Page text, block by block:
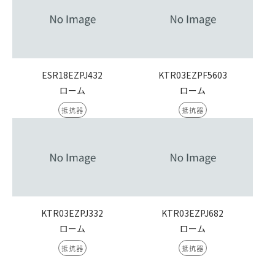
ESR18EZPJ432
ローム
抵抗器
KTR03EZPF5603
ローム
抵抗器
KTR03EZPJ332
ローム
抵抗器
KTR03EZPJ682
ローム
抵抗器